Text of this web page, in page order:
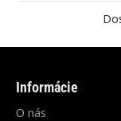
Informácie
O nás